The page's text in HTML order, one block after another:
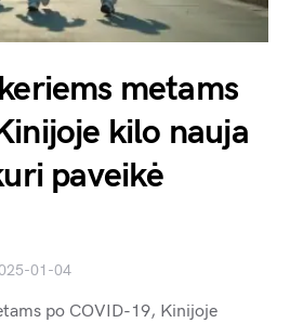
metams
kilo nauja
paveikė
01-04
po COVID-19, Kinijoje